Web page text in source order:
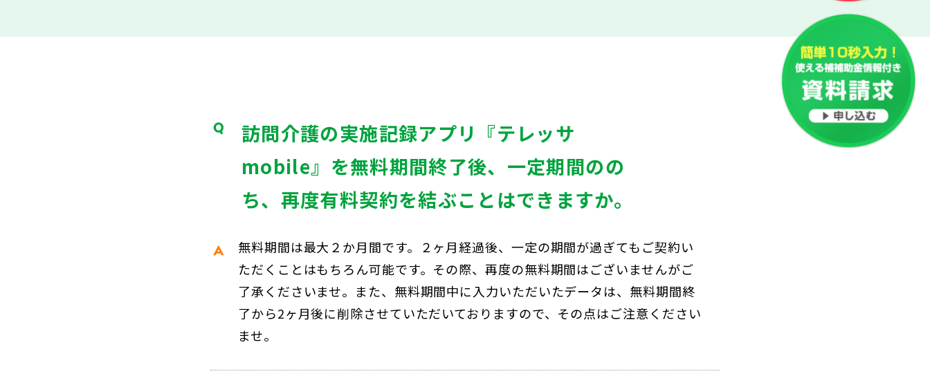
訪問介護の実施記録アプリ『テレッサ
mobile』を無料期間終了後、一定期間のの
ち、再度有料契約を結ぶことはできますか。
無料期間は最大２か月間です。２ヶ月経過後、一定の期間が過ぎてもご契約い
ただくことはもちろん可能です。その際、再度の無料期間はございませんがご
了承くださいませ。また、無料期間中に入力いただいたデータは、無料期間終
了から2ヶ月後に削除させていただいておりますので、その点はご注意ください
ませ。